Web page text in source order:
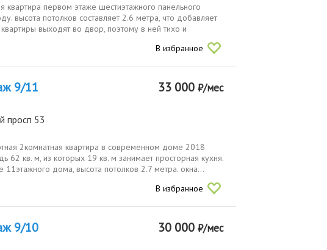
квартира первом этаже шестиэтажного панельного
высота потолков составляет 2.6 метра, что добавляет
выходят во двор, поэтому в ней тихо и
В избранное
9/11 33 000 ₽/мес
просп 53
2комнатная квартира в современном доме 2018
62 кв. м, из которых 19 кв. м занимает просторная кухня.
11этажного дома, высота потолков 2.7 метра. окна...
В избранное
9/10 30 000 ₽/мес